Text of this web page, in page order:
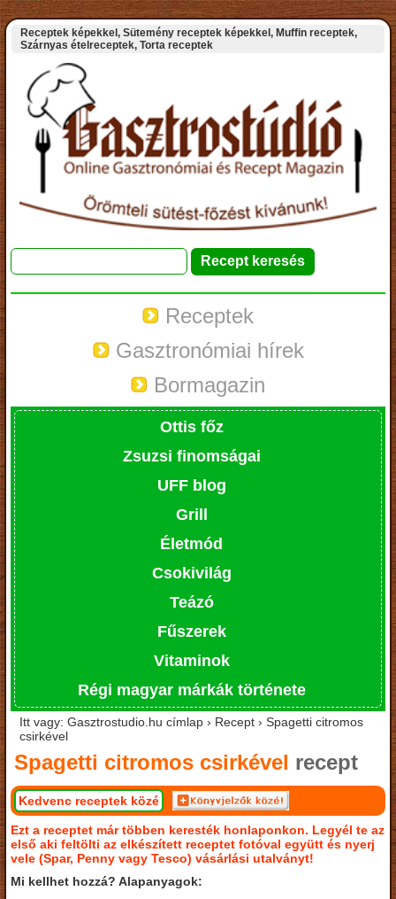
Receptek képekkel, Sütemény receptek képekkel, Muffin receptek,
Szárnyas ételreceptek, Torta receptek
Receptek
Gasztronómiai hírek
Bormagazin
Ottis főz
Zsuzsi finomságai
UFF blog
Grill
Életmód
Csokivilág
Teázó
Fűszerek
Vitaminok
Régi magyar márkák története
Itt vagy: Gasztrostudio.hu címlap › Recept › Spagetti citromos
csirkével
Spagetti citromos csirkével recept
Kedvenc receptek közé
Ezt a receptet már többen keresték honlaponkon. Legyél te az
első aki feltölti az elkészített receptet fotóval együtt és nyerj
vele (Spar, Penny vagy Tesco) vásárlási utalványt!
Mi kellhet hozzá? Alapanyagok: